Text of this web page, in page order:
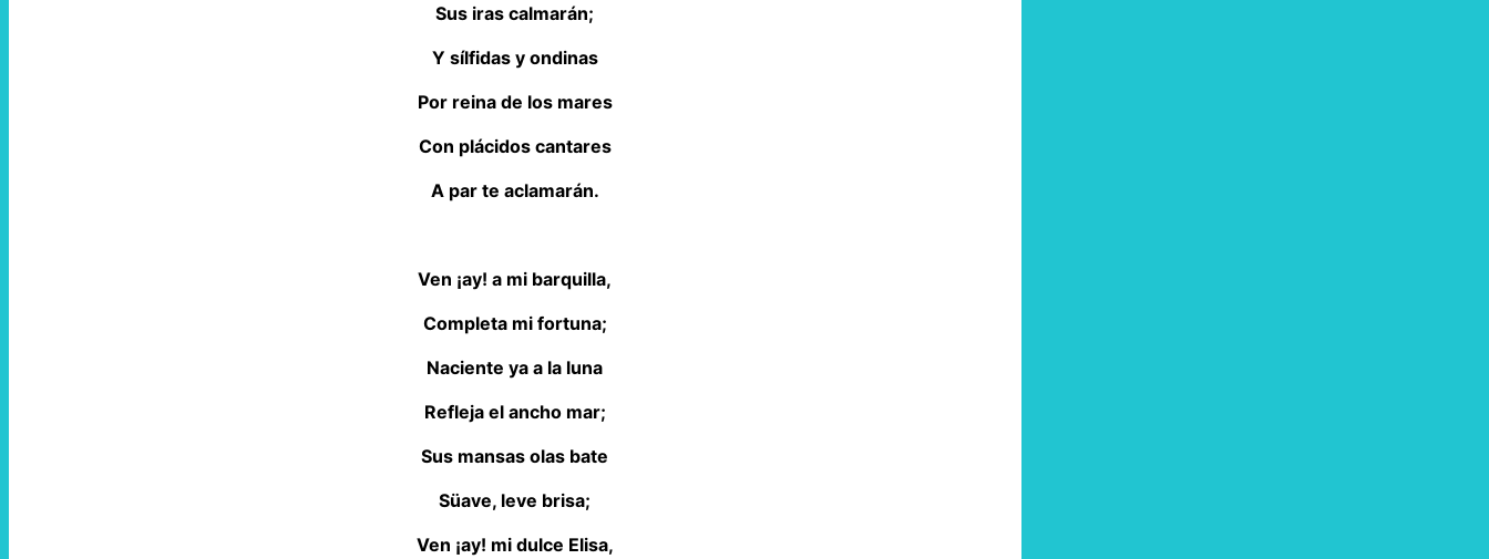
Sus iras calmarán;
Y sílfidas y ondinas
Por reina de los mares
Con plácidos cantares
A par te aclamarán.
Ven ¡ay! a mi barquilla,
Completa mi fortuna;
Naciente ya a la luna
Refleja el ancho mar;
Sus mansas olas bate
Süave, leve brisa;
Ven ¡ay! mi dulce Elisa,